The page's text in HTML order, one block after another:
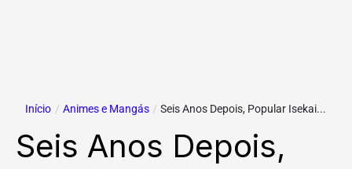
Início / Animes e Mangás / Seis Anos Depois, Popular Isekai...
Seis Anos Depois,